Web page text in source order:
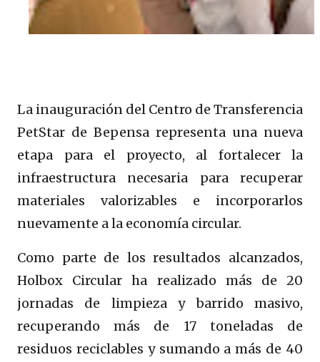
La inauguración del Centro de Transferencia
PetStar de Bepensa representa una nueva
etapa para el proyecto, al fortalecer la
infraestructura necesaria para recuperar
materiales valorizables e incorporarlos
nuevamente a la economía circular.
Como parte de los resultados alcanzados,
Holbox Circular ha realizado más de 20
jornadas de limpieza y barrido masivo,
recuperando más de 17 toneladas de
residuos reciclables y sumando a más de 40